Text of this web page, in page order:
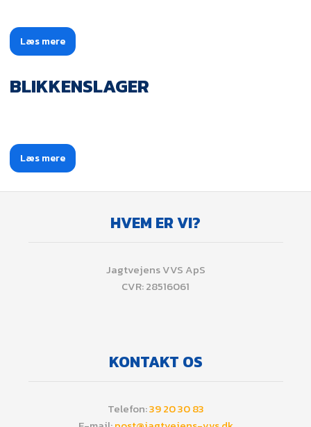
Læs mere​
BLIKKENSLAGER
Læs mere​
HVEM ER VI?
​Jagtvejens VVS ApS
CVR: 28516061
KONTAKT OS
​Telefon:39 20 30 83